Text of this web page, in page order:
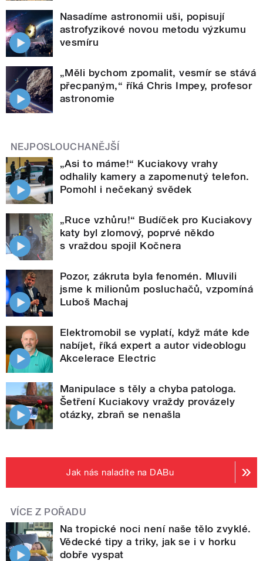
Nasadíme astronomii uši, popisují
astrofyzikové novou metodu výzkumu
vesmíru
„Měli bychom zpomalit, vesmír se stává
přecpaným,“ říká Chris Impey, profesor
astronomie
NEJPOSLOUCHANĚJŠÍ
„Asi to máme!“ Kuciakovy vrahy
odhalily kamery a zapomenutý telefon.
Pomohl i nečekaný svědek
„Ruce vzhůru!“ Budíček pro Kuciakovy
katy byl zlomový, poprvé někdo
s vraždou spojil Kočnera
Pozor, zákruta byla fenomén. Mluvili
jsme k milionům posluchačů, vzpomíná
Luboš Machaj
Elektromobil se vyplatí, když máte kde
nabíjet, říká expert a autor videoblogu
Akcelerace Electric
Manipulace s těly a chyba patologa.
Šetření Kuciakovy vraždy provázely
otázky, zbraň se nenašla
Jak nás naladíte na DABu
VÍCE Z POŘADU
Na tropické noci není naše tělo zvyklé.
Vědecké tipy a triky, jak se i v horku
dobře vyspat